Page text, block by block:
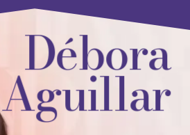
Débora
Aguillar